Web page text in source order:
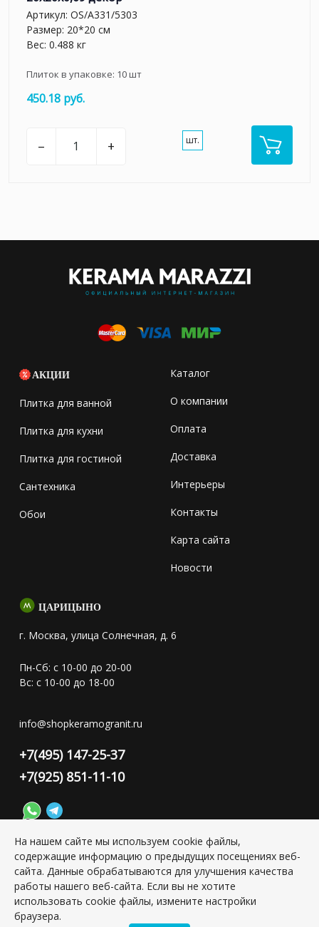
Артикул: OS/A331/5303
Размер: 20*20 см
Вес: 0.488 кг
Плиток в упаковке: 10шт
450.18 руб.
– + шт.
АКЦИИ
Плитка для ванной
Плитка для кухни
Плитка для гостиной
Сантехника
Обои
Каталог
О компании
Оплата
Доставка
Интерьеры
Контакты
Карта сайта
Новости
ЦАРИЦЫНО
г. Москва, улица Солнечная, д. 6
Пн-Сб: с 10-00 до 20-00
Вс: с 10-00 до 18-00
info@shopkeramogranit.ru
+7(495) 147-25-37
+7(925) 851-11-10
Конфиденциальность персональной информации
Copyright © 2026 ИП Григорьян Юлия Сергеевна, ИНН:
501703338416
На нашем сайте мы используем cookie файлы,
содержащие информацию о предыдущих посещениях веб-
сайта. Данные обрабатываются для улучшения качества
работы нашего веб-сайта. Если вы не хотите
использовать cookie файлы, измените настройки
браузера.